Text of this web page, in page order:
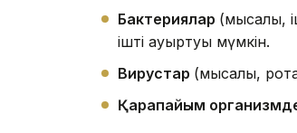
Бактериялар (мысалы,
ішті ауыртуы мүмкін.
Вирустар (мысалы,
Қарапайым организм